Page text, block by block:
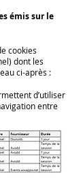
émis sur le
cookies
dont les
ci-après :
d’utiliser
entre